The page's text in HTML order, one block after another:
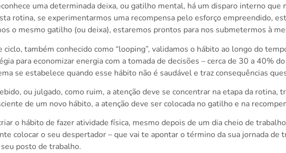
uma determinada deixa, ou gatilho mental, há um disparo interno
rotina, se experimentarmos uma recompensa pelo esforço empreendido,
o mesmo gatilho (ou deixa), estaremos prontos para nos submetermos à
também conhecido como “looping”, validamos o hábito ao longo do
para economizar energia com a tomada de decisões – cerca de 30 a 40%
se estabelece quando esse hábito não é saudável e traz consequências
ou julgado, como ruim, a atenção deve se concentrar na etapa da
de um novo hábito, a atenção deve ser colocada no gatilho e na
o hábito de fazer atividade física, mesmo depois de um dia cheio de
colocar o seu despertador – que vai te apontar o término da sua jornada
posto de trabalho.